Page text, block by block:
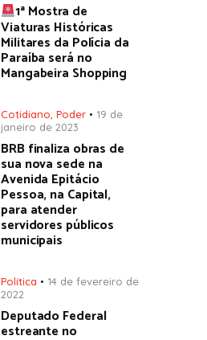
1ª Mostra de
Viaturas Históricas
Militares da Polícia da
Paraíba será no
Mangabeira Shopping
Cotidiano Poder
19 de
janeiro de 2023
BRB finaliza obras de
sua nova sede na
Avenida Epitácio
Pessoa, na Capital,
para atender
servidores públicos
municipais
Política
14 de fevereiro de
2022
Deputado Federal
estreante no